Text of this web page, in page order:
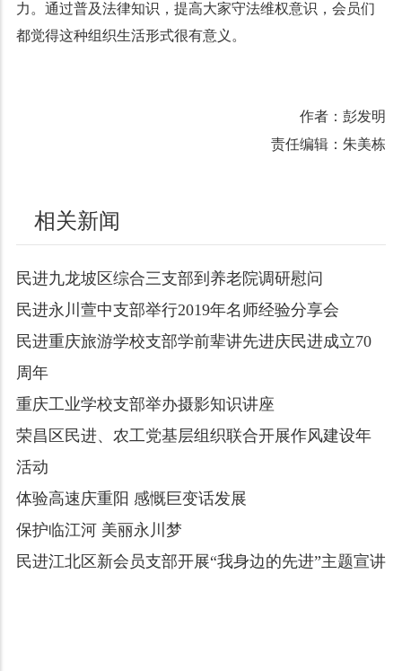
力。通过普及法律知识，提高大家守法维权意识，会员们
都觉得这种组织生活形式很有意义。
作者：彭发明
责任编辑：朱美栋
相关新闻
民进九龙坡区综合三支部到养老院调研慰问
民进永川萱中支部举行2019年名师经验分享会
民进重庆旅游学校支部学前辈讲先进庆民进成立70
周年
重庆工业学校支部举办摄影知识讲座
荣昌区民进、农工党基层组织联合开展作风建设年
活动
体验高速庆重阳 感慨巨变话发展
保护临江河 美丽永川梦
民进江北区新会员支部开展“我身边的先进”主题宣讲